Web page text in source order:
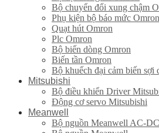
Bộ chuyển đổi xung chậm
Phụ kiện bộ báo mức Omron
Quạt hút Omron
Plc Omron
Bộ biến dòng Omron
Biến tần Omron
Bộ khuếch đại cảm biến sợi
Mitsubishi
Bộ điều khiển Driver
Động cơ servo Mitsubishi
Meanwell
Bộ nguồn Meanwell AC-DC